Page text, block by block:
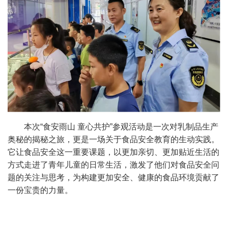
本次“食安雨山 童心共护”参观活动是一次对乳制品生产
奥秘的揭秘之旅，更是一场关于食品安全教育的生动实践。
它让食品安全这一重要课题，以更加亲切、更加贴近生活的
方式走进了青年儿童的日常生活，激发了他们对食品安全问
题的关注与思考，为构建更加安全、健康的食品环境贡献了
一份宝贵的力量。